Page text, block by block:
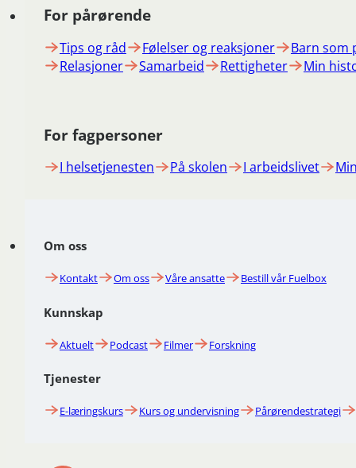
For pårørende
Tips og råd Følelser og reaksjoner
Barn som
Relasjoner
Samarbeid Rettigheter Min
For fagpersoner
I helsetjenesten På skolen I arbeidslivet
Om oss
Kontakt Om oss Våre ansatte Bestill vår Fuelbox
Kunnskap
Aktuelt Podcast Filmer Forskning
Tjenester
E-læringskurs Kurs og undervisning Pårørendestrategi